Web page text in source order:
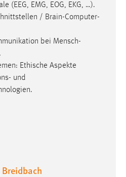
(EEG, EMG, EOG, EKG, …).
/ Brain-Computer-
bei Mensch-
Ethische Aspekte
und
Breidbach